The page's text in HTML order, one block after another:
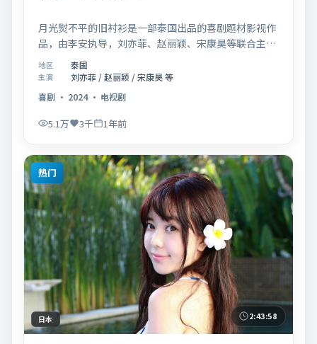
月光熨不平的旧衬衫是一部泰国出品的喜剧题材影视作
品，由李安执导，刘亦菲、赵丽颖、宋康昊等联合主
演，于2024年11月18日在院线首映。影片围绕「爱的
迟疑与勇敢迈出的一步」展开叙事，镜头语言克制而富
有张力，节奏起伏得当，人物弧光完整；配乐与场面调
度强化了类型片的观感体验，亦留有可供解读的细节空
间，适合关注现实主义叙事与人物关系的观众观看与收
地区 泰国
主演
刘亦菲 / 赵丽颖 / 宋康昊 等
喜剧 · 2024· 电视剧
5.1万 3千 1年前
热门
日本 2:43:58